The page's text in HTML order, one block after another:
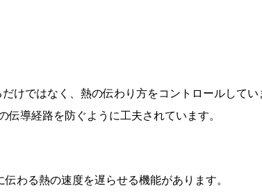
けではなく、熱の伝わり方をコントロールしてい
導経路を防ぐように工夫されています。
わる熱の速度を遅らせる機能があります。